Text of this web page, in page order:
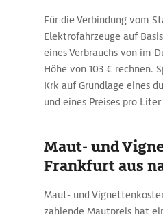
Für die Verbindung vom
Elektrofahrzeuge auf
eines Verbrauchs von im
Höhe von 103 € rechnen.
Krk auf Grundlage eines
und eines Preises pro
Maut- und
Frankfurt aus
Maut- und
zahlende Mautpreis hat